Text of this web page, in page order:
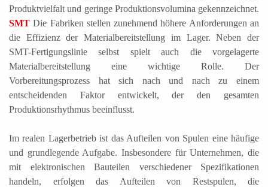
Produktvielfalt und geringe Produktionsvolumina gekennzeichnet.
SMTDie Fabriken stellen zunehmend höhere Anforderungen an
die Effizienz der Materialbereitstellung im Lager. Neben der
SMT-Fertigungslinie selbst spielt auch die vorgelagerte
Materialbereitstellung eine wichtige Rolle. Der
Vorbereitungsprozess hat sich nach und nach zu einem
entscheidenden Faktor entwickelt, der den gesamten
Produktionsrhythmus beeinflusst.
Im realen Lagerbetrieb ist das Aufteilen von Spulen eine häufige
und grundlegende Aufgabe. Insbesondere für Unternehmen, die
mit elektronischen Bauteilen verschiedener Spezifikationen
handeln, erfolgen das Aufteilen von Restspulen, die